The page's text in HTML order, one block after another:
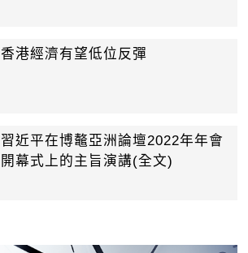
香港經濟有望低位反彈
習近平在博鼇亞洲論壇2022年年會
開幕式上的主旨演講(全文)